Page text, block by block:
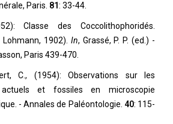
Paris. 81: 33-44.
Classe des Coccolithophoridés.
1902). In, Grassé, P. P. (ed.) -
Paris 439-470.
C., (1954): Observations sur les
actuels et fossiles en microscopie
- Annales de Paléontologie. 40: 115-